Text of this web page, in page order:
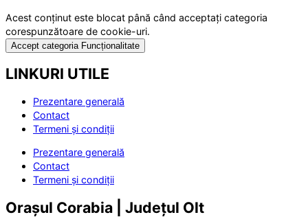
Acest conținut este blocat până când acceptați categoria
corespunzătoare de cookie-uri.
Accept categoria Funcționalitate
LINKURI UTILE
Prezentare generală
Contact
Termeni și condiții
Prezentare generală
Contact
Termeni și condiții
Orașul Corabia | Județul Olt